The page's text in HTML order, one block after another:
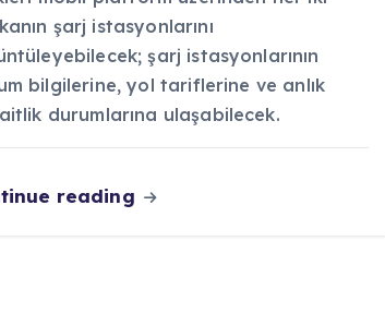
şarj istasyonlarını
şarj istasyonlarının
bilgilerine, yol tariflerine ve anlık
durumlarına ulaşabilecek.
reading